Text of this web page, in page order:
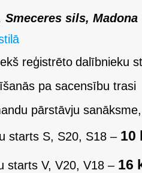
Smeceres sils, Madona
reģistrēto dalībnieku
pa sacensību trasi
pārstāvju
starts S, S20, S18 – 10
starts V, V20, V18 – 16